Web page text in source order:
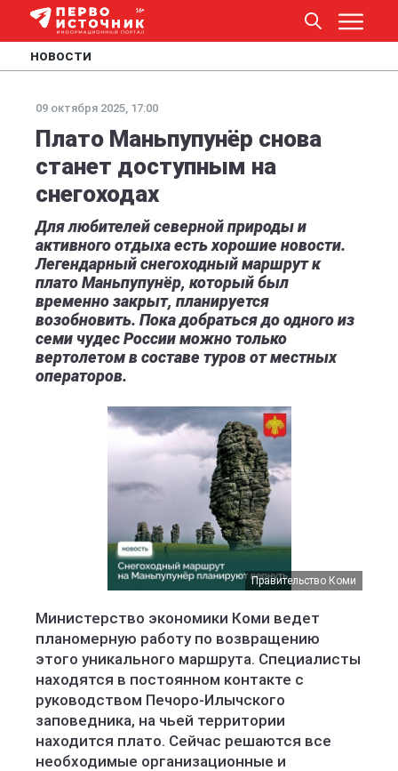
НОВОСТИ
09 октября 2025, 17:00
Плато Маньпупунёр снова
станет доступным на
снегоходах
Для любителей северной природы и
активного отдыха есть хорошие новости.
Легендарный снегоходный маршрут к
плато Маньпупунёр, который был
временно закрыт, планируется
возобновить. Пока добраться до одного из
семи чудес России можно только
вертолетом в составе туров от местных
операторов.
Правительство Коми
Министерство экономики Коми ведет
планомерную работу по возвращению
этого уникального маршрута. Специалисты
находятся в постоянном контакте с
руководством Печоро-Илычского
заповедника, на чьей территории
находится плато. Сейчас решаются все
необходимые организационные и